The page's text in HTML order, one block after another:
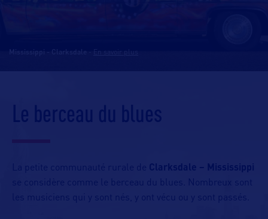
Mississippi - Clarksdale En savoir plus
Le berceau du blues
La petite communauté rurale de Clarksdale – Mississippi
se considère comme le berceau du blues. Nombreux sont
les musiciens qui y sont nés, y ont vécu ou y sont passés.